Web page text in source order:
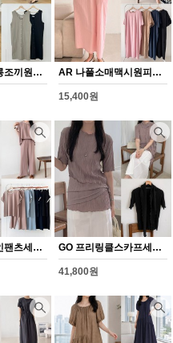
OK 코지버튼롱조끼원피스(Y376H608) AR 나풀소매맥시원피스(Y377H608)
15,400원
AR 쿨배색라인팬츠세트(Y379H608) GO 프리링클스카프세트(Y380H608)
41,800원